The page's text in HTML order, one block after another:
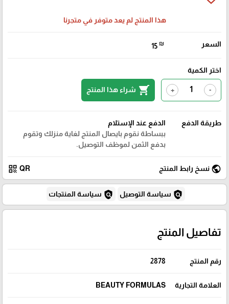
هذا المنتج لم يعد متوفر في متجرنا
السعر 15 ₪
اختر الكمية
-
+
shopping_cart شراء هذا المنتج
طريقة الدفع
الدفع عند الإستلام
ببساطة نقوم بايصال المنتج لغاية منزلك وتقوم
بدفع الثمن لموظف التوصيل.
public نسخ رابط المنتج QR
qr_code
policy سياسة التوصيل policy سياسة المنتجات
تفاصيل المنتج
رقم المنتج 2878
العلامة التجارية BEAUTY FORMULAS